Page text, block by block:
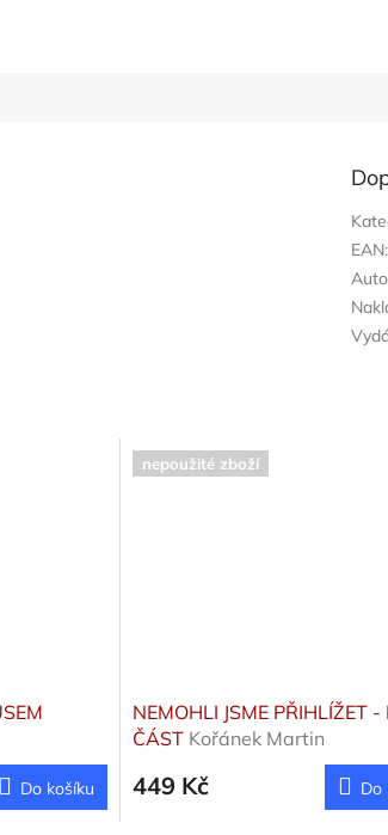
EAN:
Do košíku
nepoužité zboží
NEMOHLI JSME PŘIHLÍŽET -
ČÁST Kořánek Martin
449 Kč Do